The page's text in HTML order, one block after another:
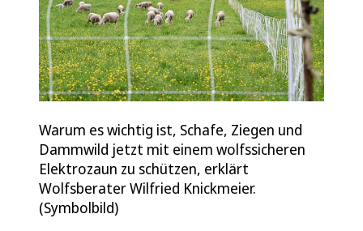
Warum es wichtig ist, Schafe, Ziegen und
Dammwild jetzt mit einem wolfssicheren
Elektrozaun zu schützen, erklärt
Wolfsberater Wilfried Knickmeier.
(Symbolbild)